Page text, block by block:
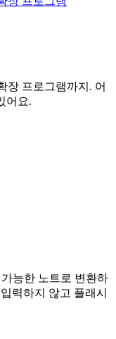
장 프로그램까지. 어
어요.
능한 노트로 변환하
력하지 않고 플래시